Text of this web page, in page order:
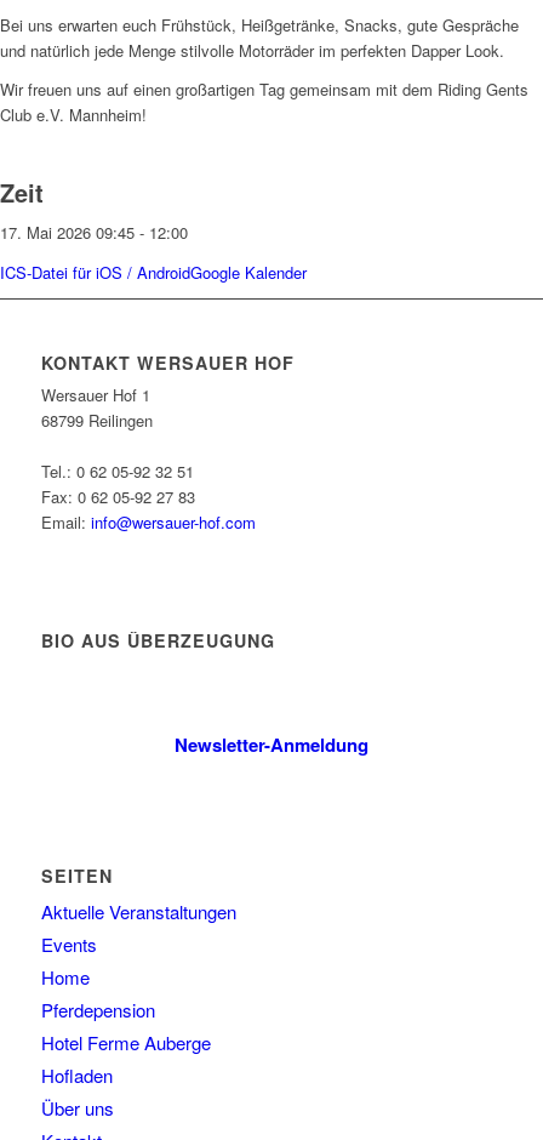
Bei uns erwarten euch Frühstück, Heißgetränke, Snacks, gute Gespräche
und natürlich jede Menge stilvolle Motorräder im perfekten Dapper Look.
Wir freuen uns auf einen großartigen Tag gemeinsam mit dem Riding Gents
Club e.V. Mannheim!
Zeit
17. Mai 2026 09:45 - 12:00
ICS-Datei für iOS / AndroidGoogle Kalender
KONTAKT WERSAUER HOF
Wersauer Hof 1
68799 Reilingen
Tel.: 0 62 05-92 32 51
Fax: 0 62 05-92 27 83
Email: info@wersauer-hof.com
BIO AUS ÜBERZEUGUNG
Newsletter-Anmeldung
SEITEN
Aktuelle Veranstaltungen
Events
Home
Pferdepension
Hotel Ferme Auberge
Hofladen
Über uns